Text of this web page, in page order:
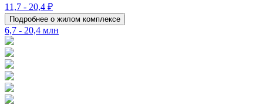
11,7 - 20,4 ₽
Подробнее о жилом комплексе
6,7 - 20,4 млн